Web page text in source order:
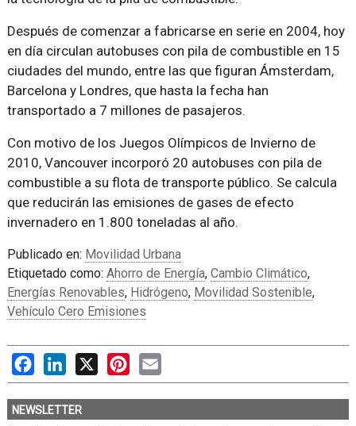
Después de comenzar a fabricarse en serie en 2004, hoy
en día circulan autobuses con pila de combustible en 15
ciudades del mundo, entre las que figuran Ámsterdam,
Barcelona y Londres, que hasta la fecha han
transportado a 7 millones de pasajeros.
Con motivo de los Juegos Olímpicos de Invierno de
2010, Vancouver incorporó 20 autobuses con pila de
combustible a su flota de transporte público. Se calcula
que reducirán las emisiones de gases de efecto
invernadero en 1.800 toneladas al año.
Publicado en: Movilidad Urbana
Etiquetado como: Ahorro de Energía, Cambio Climático,
Energías Renovables, Hidrógeno, Movilidad Sostenible,
Vehículo Cero Emisiones
FacebookLinkedIn
X PinterestEmail
NEWSLETTER